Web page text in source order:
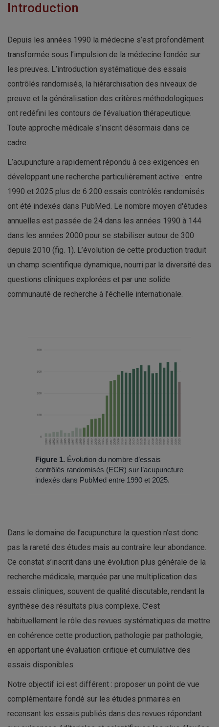
Introduction
Depuis les années 1990 la médecine s’est profondément
transformée sous l’impulsion de la médecine fondée sur
les preuves. L’introduction systématique des essais
contrôlés randomisés, la hiérarchisation des niveaux de
preuve et la généralisation des critères méthodologiques
ont redéfini les contours de l’évaluation thérapeutique.
Toute approche médicale s’inscrit désormais dans ce
cadre.
L’acupuncture a rapidement répondu à ces exigences en
développant une recherche particulièrement active : entre
1990 et 2025 plus de 6 200 essais contrôlés randomisés
ont été indexés dans PubMed. Le nombre moyen d'études
annuelles est passée de 24 dans les années 1990 à 144
dans les années 2000 pour se stabiliser autour de 300
depuis 2010 (fig. 1). L’évolution de cette production traduit
un champ scientifique dynamique, nourri par la diversité des
questions cliniques explorées et par une solide
communauté de recherche à l’échelle internationale.
Figure 1. Évolution du nombre d’essais
contrôlés randomisés (ECR) sur l’acupuncture
indexés dans PubMed entre 1990 et 2025.
Dans le domaine de l’acupuncture la question n’est donc
pas la rareté des études mais au contraire leur abondance.
Ce constat s’inscrit dans une évolution plus générale de la
recherche médicale, marquée par une multiplication des
essais cliniques, souvent de qualité discutable, rendant la
synthèse des résultats plus complexe. C’est
habituellement le rôle des revues systématiques de mettre
en cohérence cette production, pathologie par pathologie,
en apportant une évaluation critique et cumulative des
essais disponibles.
Notre objectif ici est différent : proposer un point de vue
complémentaire fondé sur les études primaires en
recensant les essais publiés dans des revues répondant